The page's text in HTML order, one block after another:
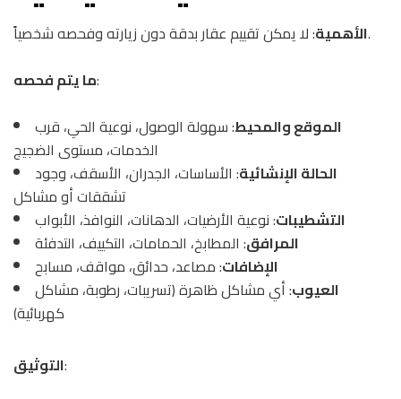
الأهمية: لا يمكن تقييم عقار بدقة دون زيارته وفحصه شخصياً.
ما يتم فحصه:
الموقع والمحيط: سهولة الوصول، نوعية الحي، قرب
الخدمات، مستوى الضجيج
الحالة الإنشائية: الأساسات، الجدران، الأسقف، وجود
تشققات أو مشاكل
التشطيبات: نوعية الأرضيات، الدهانات، النوافذ، الأبواب
المرافق: المطابخ، الحمامات، التكييف، التدفئة
الإضافات: مصاعد، حدائق، مواقف، مسابح
العيوب: أي مشاكل ظاهرة (تسريبات، رطوبة، مشاكل
كهربائية)
التوثيق: